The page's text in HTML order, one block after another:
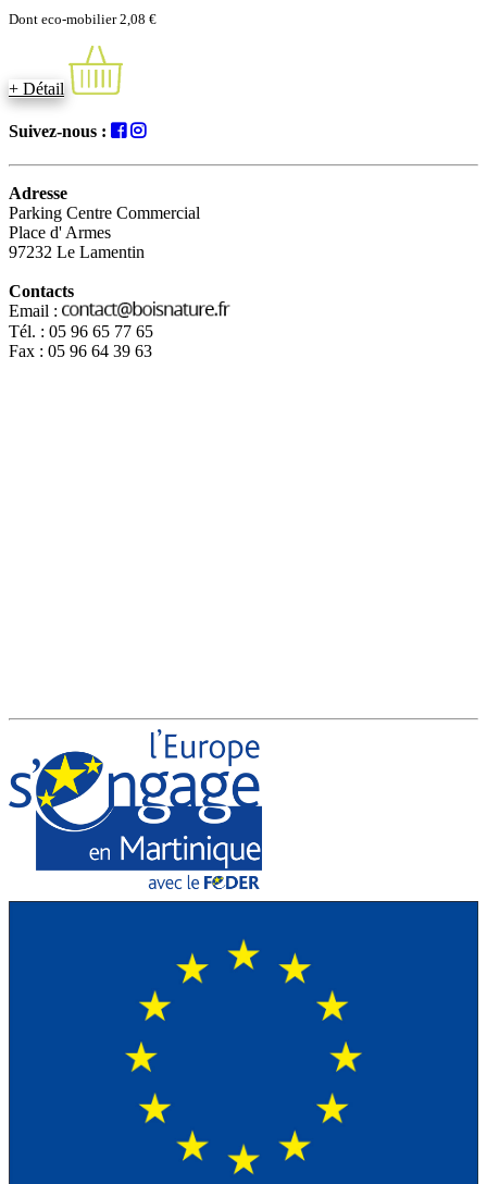
Dont eco-mobilier 2,08 €
+ Détail
Suivez-nous :
Adresse
Parking Centre Commercial
Place d' Armes
97232 Le Lamentin
Contacts
Email :
Tél. : 05 96 65 77 65
Fax : 05 96 64 39 63